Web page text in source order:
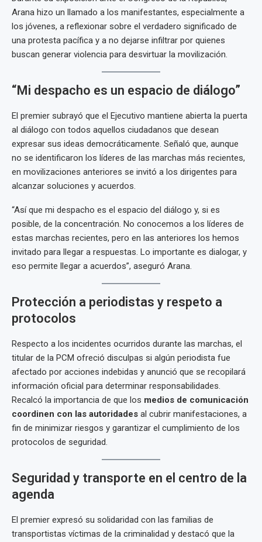
Arana hizo un llamado a los manifestantes, especialmente a
los jóvenes, a reflexionar sobre el verdadero significado de
una protesta pacífica y a no dejarse infiltrar por quienes
buscan generar violencia para desvirtuar la movilización.
“Mi despacho es un espacio de diálogo”
El premier subrayó que el Ejecutivo mantiene abierta la puerta
al diálogo con todos aquellos ciudadanos que desean
expresar sus ideas democráticamente. Señaló que, aunque
no se identificaron los líderes de las marchas más recientes,
en movilizaciones anteriores se invitó a los dirigentes para
alcanzar soluciones y acuerdos.
“Así que mi despacho es el espacio del diálogo y, si es
posible, de la concentración. No conocemos a los líderes de
estas marchas recientes, pero en las anteriores los hemos
invitado para llegar a respuestas. Lo importante es dialogar, y
eso permite llegar a acuerdos”, aseguró Arana.
Protección a periodistas y respeto a
protocolos
Respecto a los incidentes ocurridos durante las marchas, el
titular de la PCM ofreció disculpas si algún periodista fue
afectado por acciones indebidas y anunció que se recopilará
información oficial para determinar responsabilidades.
Recalcó la importancia de que los medios de comunicación
coordinen con las autoridades al cubrir manifestaciones, a
fin de minimizar riesgos y garantizar el cumplimiento de los
protocolos de seguridad.
Seguridad y transporte en el centro de la
agenda
El premier expresó su solidaridad con las familias de
transportistas víctimas de la criminalidad y destacó que la